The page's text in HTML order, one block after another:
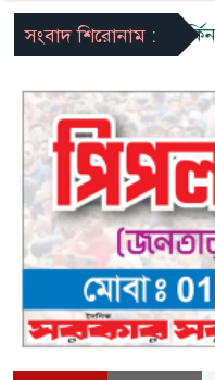
সংবাদ শিরোনাম :
ঝালকাঠিতে মার্কিন